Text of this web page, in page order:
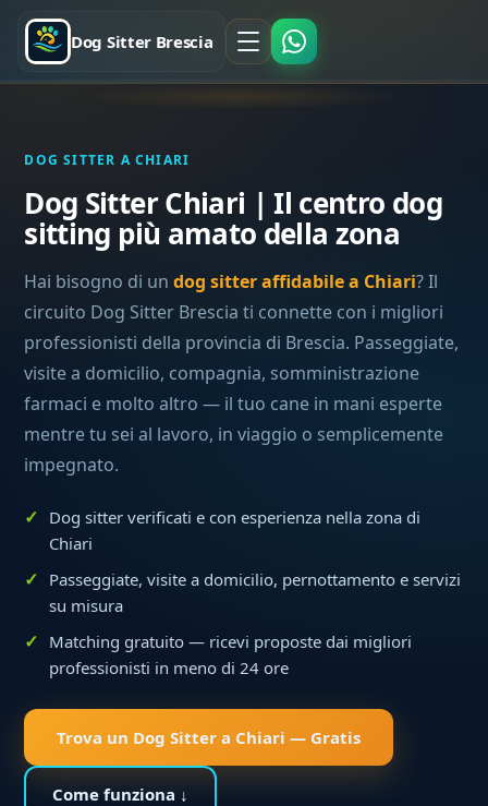
Dog Sitter Brescia
DOG SITTER A CHIARI
Dog Sitter Chiari | Il centro dog
sitting più amato della zona
Hai bisogno di undog sitter affidabile a Chiari? Il
circuito Dog Sitter Brescia ti connette con i migliori
professionisti della provincia di Brescia. Passeggiate,
visite a domicilio, compagnia, somministrazione
farmaci e molto altro — il tuo cane in mani esperte
mentre tu sei al lavoro, in viaggio o semplicemente
impegnato.
Dog sitter verificati e con esperienza nella zona di
Chiari
Passeggiate, visite a domicilio, pernottamento e servizi
su misura
Matching gratuito — ricevi proposte dai migliori
professionisti in meno di 24 ore
Trova un Dog Sitter a Chiari — Gratis
Come funziona ↓